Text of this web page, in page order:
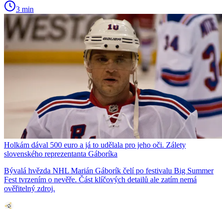
3 min
Holkám dával 500 euro a já to udělala pro jeho oči. Zálety
slovenského reprezentanta Gáboríka
Bývalá hvězda NHL Marián Gáborík čelí po festivalu Big Summer
Fest tvrzením o nevěře. Část klíčových detailů ale zatím nemá
ověřitelný zdroj.